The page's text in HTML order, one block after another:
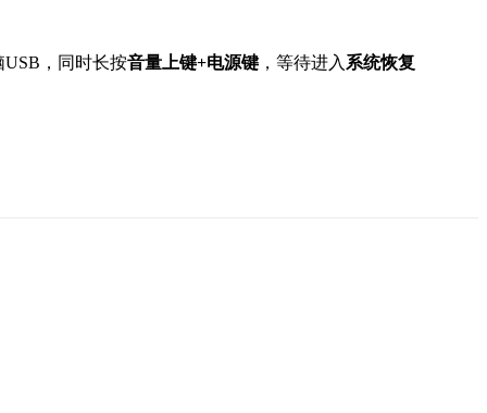
USB，同时长按音量上键+电源键 ，等待进入 系统恢复